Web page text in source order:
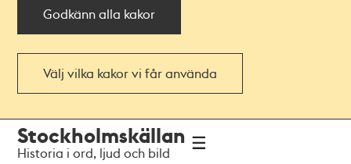
Godkänn alla kakor
Välj vilka kakor vi får använda
navigationen
huvudinnehållet
Stockholmskällan
Historia i ord, ljud och bild